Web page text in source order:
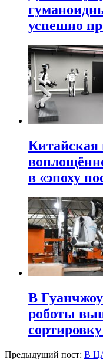
успешно
Китайская
в «эпоху
В
роботы
Предыдущий пост: В